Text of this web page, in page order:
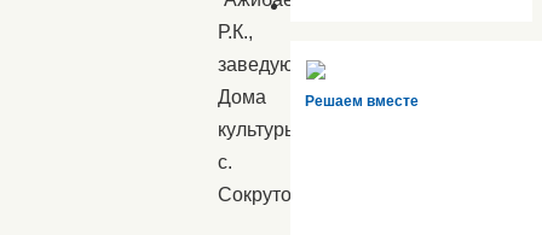
Р.К.,
заведующая
Дома
культуры
с.
Сокрутовка
Решаем вместе